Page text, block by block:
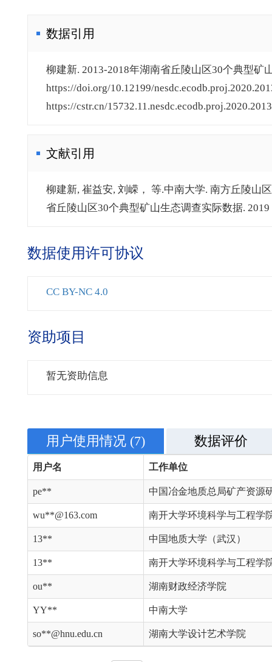
数据引用
柳建新. 2013-2018年湖南省丘陵山区30个典型矿
https://doi.org/10.12199/
https://cstr.cn/
文献引用
柳建新, 崔益安, 刘嵘， 等.中南大学. 南方丘陵山
省丘陵山区30个典型矿山生态调查实际数据. 2019
数据使用许可协议
CC BY-NC 4.0
资助项目
暂无资助信息
用户使用情况 (7) 数据评价
用户名 工作单位
pe** 中国冶金地质总局矿产资源
wu**@163.com 南开大学环境科学与工程学
13** 中国地质大学（武汉）
13** 南开大学环境科学与工程学
ou** 湖南财政经济学院
YY** 中南大学
so**@hnu.edu.cn 湖南大学设计艺术学院